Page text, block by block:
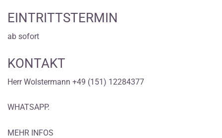
EINTRITTSTERMIN
ab sofort
KONTAKT
Herr Wolstermann +49 (151) 12284377
WHATSAPP.
MEHR INFOS